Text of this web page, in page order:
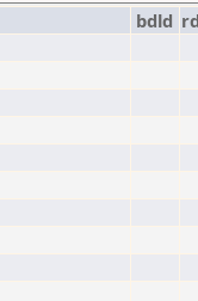
bdld